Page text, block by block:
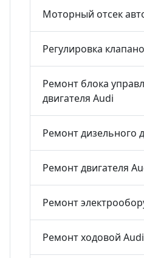
Моторный отсек
Регулировка
Ремонт блока
двигателя Audi
Ремонт дизельного
Ремонт двигателя
Ремонт
Ремонт ходовой Audi